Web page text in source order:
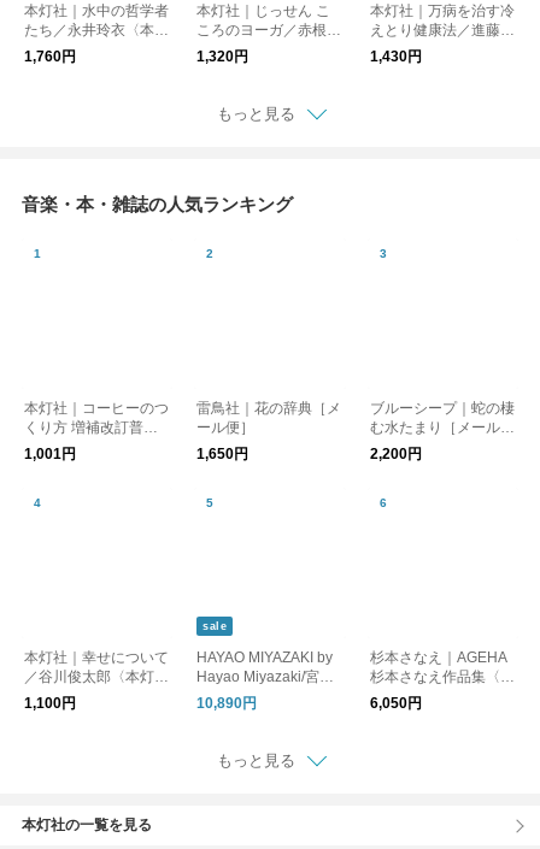
本灯社｜水中の哲学者
たち／永井玲衣〈本灯
社の本〉
1,760円
本灯社｜じっせん こ
ころのヨーガ／赤根彰
子〈本灯社の本〉
1,320円
本灯社｜万病を治す冷
えとり健康法／進藤義
晴〈本灯社の本〉
1,430円
もっと見る
音楽・本・雑誌の人気ランキング
本灯社｜コーヒーのつ
くり方 増補改訂普及
版／大坊勝次〈本灯社
の本〉
1,001円
雷鳥社｜花の辞典［メ
ール便］
1,650円
ブルーシープ｜蛇の棲
む水たまり［メール
便］
2,200円
本灯社｜幸せについて
／谷川俊太郎〈本灯社
の本〉
1,100円
sale
HAYAO MIYAZAKI by
Hayao Miyazaki/宮崎
駿 作品集
10,890円
杉本さなえ｜AGEHA
杉本さなえ作品集〈本
灯社の本〉
6,050円
もっと見る
本灯社の一覧を見る